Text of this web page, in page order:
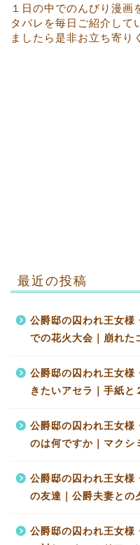
１日の中でのんびり漫画
タバレを毎日ご紹介して
ましたら是非お立ち寄り
最近の投稿
公爵邸の囚われ王女様
での花火大会｜崩れた
公爵邸の囚われ王女様
きたいアセラ｜手紙と
公爵邸の囚われ王女様
のは何ですか｜マクシ
公爵邸の囚われ王女様
の友達｜公爵夫妻との
公爵邸の囚われ王女様